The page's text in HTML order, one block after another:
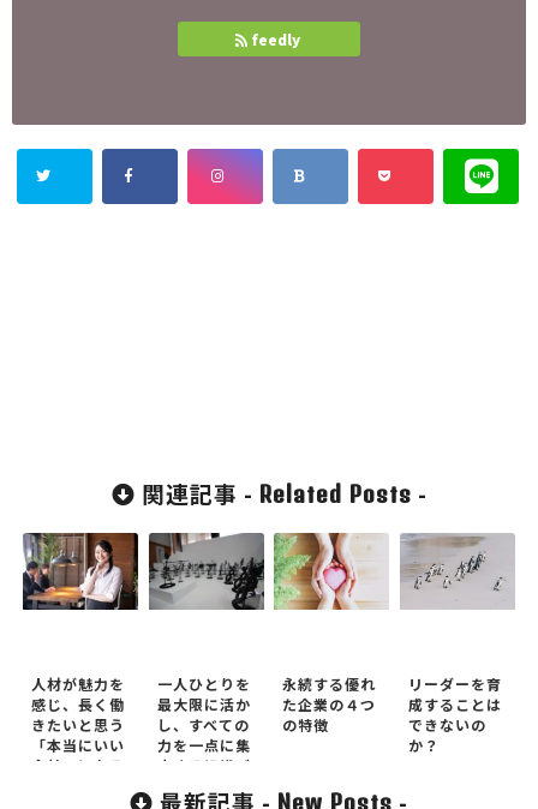
feedly
関連記事 - Related Posts -
人材が魅力を
感じ、長く働
きたいと思う
「本当にいい
会社」になる
一人ひとりを
最大限に活か
し、すべての
力を一点に集
中する組織づ
永続する優れ
た企業の４つ
の特徴
リーダーを育
成することは
できないの
か？
最新記事 - New Posts -